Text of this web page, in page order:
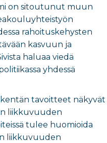
on sitoutunut muun
rahoituskehysten
kasvuun ja
haluaa viedä
yhdessä
tavoitteet näkyvät
liikkuvuuden
tulee huomioida
liikkuvuuden